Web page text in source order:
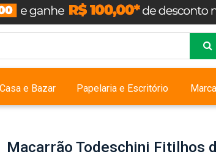
Casa e Bazar Papelaria e Escritório
Macarrão Todeschini Fitilhos